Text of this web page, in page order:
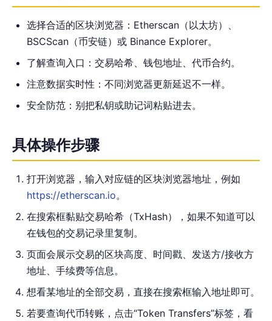
选择合适的区块浏览器：Etherscan（以太坊）、
BSCScan（币安链）或 Binance Explorer。
了解查询入口：交易哈希、钱包地址、代币合约。
注意数据实时性：不同浏览器更新延迟不一样。
安全防范：别把私钥或助记词粘贴进去。
具体操作步骤
打开浏览器，输入对应链的区块浏览器地址，例如
https://etherscan.io。
在搜索框黏贴交易哈希（TxHash），如果不知道可以
在钱包的交易记录里复制。
页面会展示交易的区块高度、时间戳、发送方/接收方
地址、手续费等信息。
想看某地址的全部交易，直接在搜索框输入地址即可。
若要查询代币转账，点击“Token Transfers”标签，看